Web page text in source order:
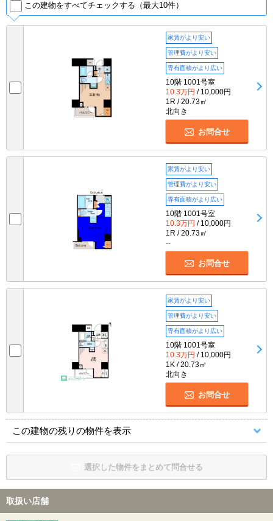
この建物をすべてチェックする（最大10件）
家賃がより安い
管理費がより安い
専有面積がより広い
10階 1001号室
10.3万円 / 10,000円
1R / 20.73㎡
北向き
お問合せ
家賃がより安い
管理費がより安い
専有面積がより広い
10階 1001号室
10.3万円 / 10,000円
1R / 20.73㎡
--
お問合せ
家賃がより安い
管理費がより安い
専有面積がより広い
10階 1001号室
10.3万円 / 10,000円
1K / 20.73㎡
北向き
お問合せ
この建物の残りの物件を表示
選択した物件をまとめて問合せる
取扱い店舗